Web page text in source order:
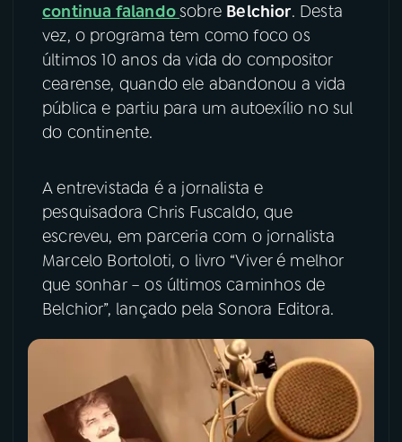
FESTIVAL DE MÚSICA
ACOMPANHE A RÁDIO NACIONAL
TikTok
continua falandosobre Belchior. Desta
vez, o programa tem como foco os
últimos 10 anos da vida do compositor
cearense, quando ele abandonou a vida
pública e partiu para um autoexílio no sul
do continente.
A entrevistada é a jornalista e
pesquisadora Chris Fuscaldo, que
escreveu, em parceria com o jornalista
Marcelo Bortoloti, o livro “Viver é melhor
que sonhar – os últimos caminhos de
Belchior”, lançado pela Sonora Editora.